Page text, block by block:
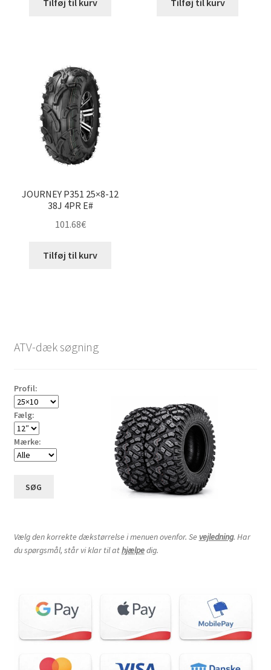
Tilføj til kurv Tilføj til kurv
JOURNEY P351 25×8-12
38J 4PR E#
101.68€
Tilføj til kurv
ATV-dæk søgning
Profil:
Fælg:
Mærke:
SØG
Vælg den korrekte dækstørrelse i menuen ovenfor. Se vejledning. Har
du spørgsmål, står vi klar til athjælpedig.